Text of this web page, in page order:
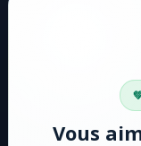
Votre soutien
mission de foi,
Vous